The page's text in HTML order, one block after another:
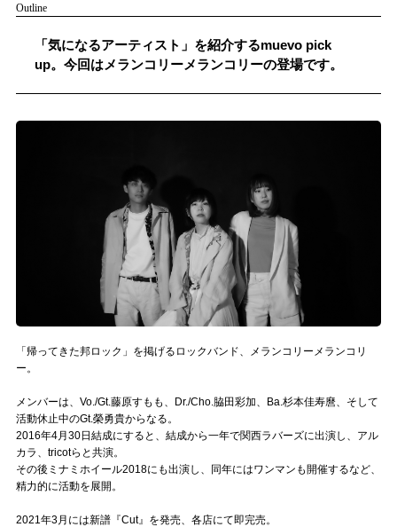
人気ワード
#男性SSW #ポップス #女性SSW #ロック
#ヒップホップ #男性シンガーグループ #R&B/ソウル
MENU
記事一覧
会社概要
muevoクラウドファンディング
muevoコミュニティ
ぶいクラ！by muevo
ぶいコミュ！by muevo
ぶいマガ！ by muevo
Outline
「気になるアーティスト」を紹介するmuevo pick
up。今回はメランコリーメランコリーの登場です。
「帰ってきた邦ロック」を掲げるロックバンド、メランコリーメランコリ
ー。
メンバーは、Vo./Gt.藤原すもも、Dr./Cho.脇田彩加、Ba.杉本佳寿麿、そして
活動休止中のGt.榮勇貴からなる。
2016年4月30日結成にすると、結成から一年で関西ラバーズに出演し、アル
カラ、tricotらと共演。
その後ミナミホイール2018にも出演し、同年にはワンマンも開催するなど、
精力的に活動を展開。
2021年3月には新譜『Cut』を発売、各店にて即完売。